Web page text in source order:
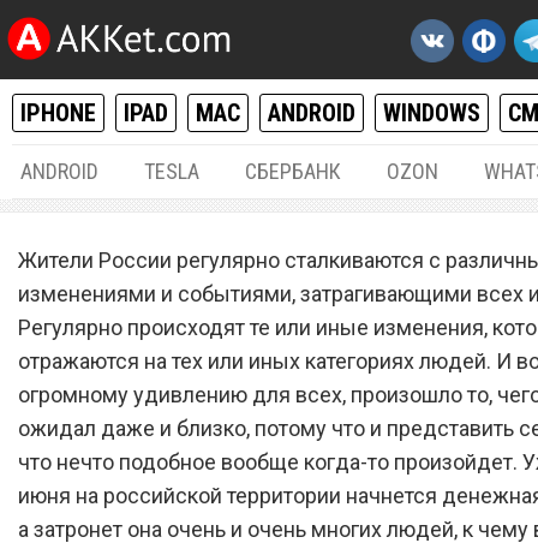
IPHONE IPAD MAC ANDROID WINDOWS
ANDROID TESLA СБЕРБАНК OZON
С 15 июня. Крупнейшая
лет денежная денежная
реформа изменит жизнь
россиян
Жители России регулярно сталкиваются с
изменениями и событиями, затрагивающими всех
Регулярно происходят те или иные изменения,
отражаются на тех или иных категориях людей. И
огромному удивлению для всех, произошло то,
ожидал даже и близко, потому что и представить
что нечто подобное вообще когда-то произойдет.
июня на российской территории начнется
а затронет она очень и очень многих людей, к чему